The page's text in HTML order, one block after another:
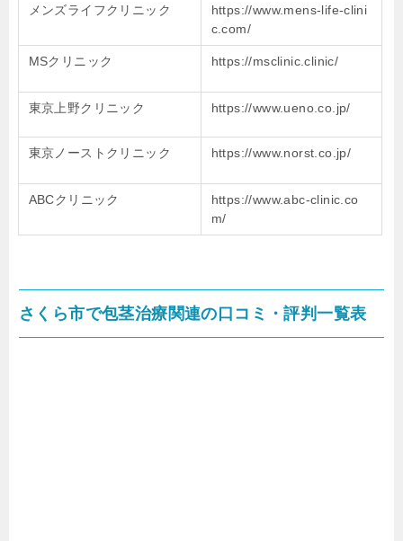
メンズライフクリニック
https://www.mens-life-clini
c.com/
MSクリニック https://msclinic.clinic/
東京上野クリニック https://www.ueno.co.jp/
東京ノーストクリニック https://www.norst.co.jp/
ABCクリニック
https://www.abc-clinic.co
m/
さくら市で包茎治療関連の口コミ・評判一覧表